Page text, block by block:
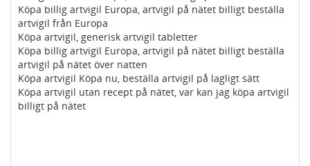
Köpa billig artvigil Europa, artvigil på nätet billigt beställa
artvigil från Europa
Köpa artvigil, generisk artvigil tabletter
Köpa billig artvigil Europa, artvigil på nätet billigt beställa
artvigil på nätet över natten
Köpa artvigil Köpa nu, beställa artvigil på lagligt sätt
Köpa artvigil utan recept på nätet, var kan jag köpa artvigil
billigt på nätet